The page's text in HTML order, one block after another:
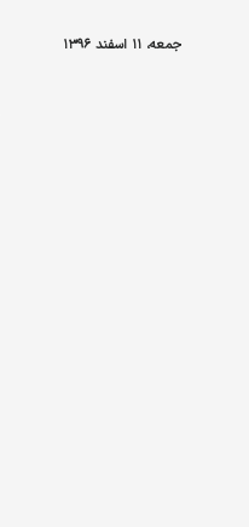
جمعه، ۱۱ اسفند ۱۳۹۶